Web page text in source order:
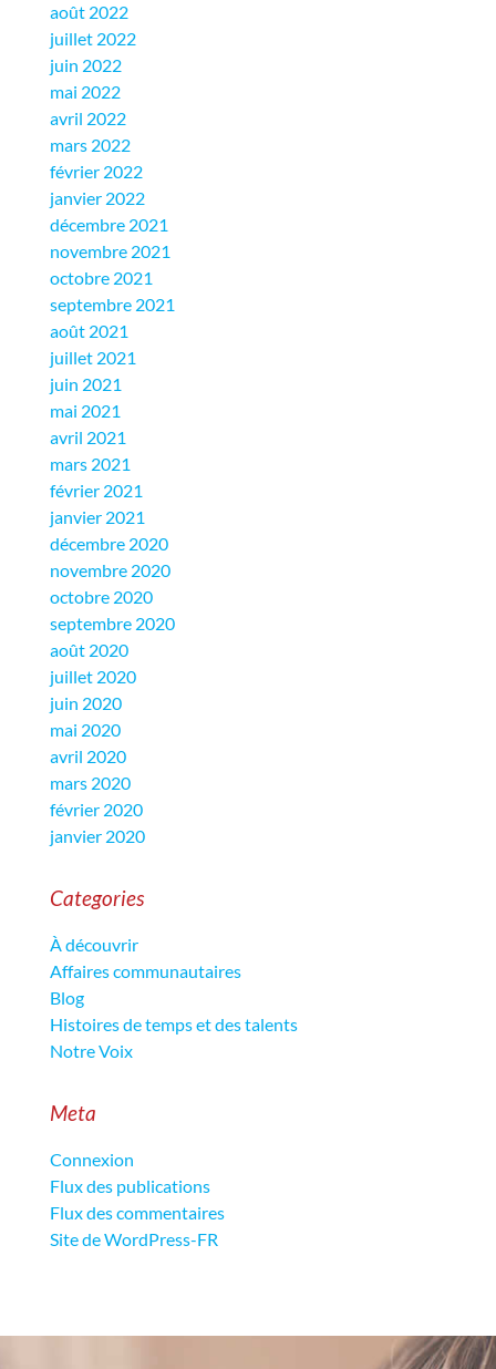
août 2022
juillet 2022
juin 2022
mai 2022
avril 2022
mars 2022
février 2022
janvier 2022
décembre 2021
novembre 2021
octobre 2021
septembre 2021
août 2021
juillet 2021
juin 2021
mai 2021
avril 2021
mars 2021
février 2021
janvier 2021
décembre 2020
novembre 2020
octobre 2020
septembre 2020
août 2020
juillet 2020
juin 2020
mai 2020
avril 2020
mars 2020
février 2020
janvier 2020
Categories
À découvrir
Affaires communautaires
Blog
Histoires de temps et des talents
Notre Voix
Meta
Connexion
Flux des publications
Flux des commentaires
Site de WordPress-FR